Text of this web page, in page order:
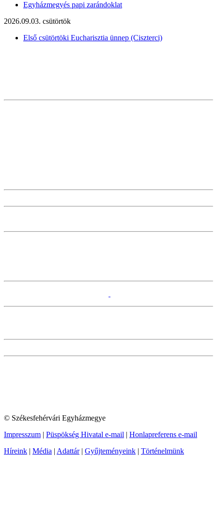
Egyházmegyés papi zarándoklat
2026.09.03. csütörtök
Első csütörtöki Eucharisztia ünnep (Ciszterci)
© Székesfehérvári Egyházmegye
Impresszum | Püspökség Hivatal e-mail | Honlapreferens e-mail
Híreink | Média | Adattár| Gyűjteményeink | Történelmünk